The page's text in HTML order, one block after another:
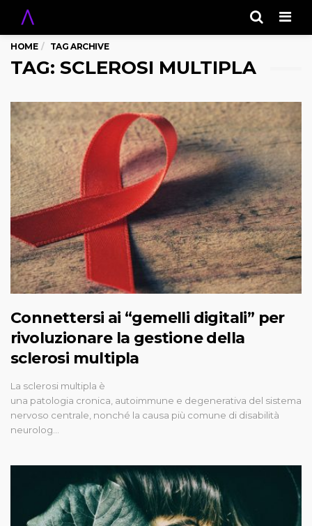
HOME TAG ARCHIVE
TAG: SCLEROSI MULTIPLA
Connettersi ai “gemelli digitali” per
rivoluzionare la gestione della
sclerosi multipla
La sclerosi multipla è
una patologia cronica, autoimmune e degenerativa del sistema
nervoso centrale, nonché la causa più comune di disabilità
neurolog…